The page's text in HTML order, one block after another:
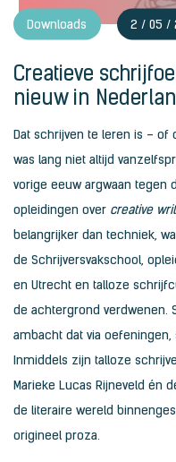
Downloads 2 / 05 /
Creatieve
nieuw in
Dat schrijven te leren is – of
was lang niet altijd
vorige eeuw argwaan tegen
opleidingen over creative
belangrijker dan techniek,
de Schrijversvakschool,
en Utrecht en talloze
de achtergrond verdwenen.
ambacht dat via
Inmiddels zijn talloze
Marieke Lucas Rijneveld én
de literaire wereld
origineel proza.